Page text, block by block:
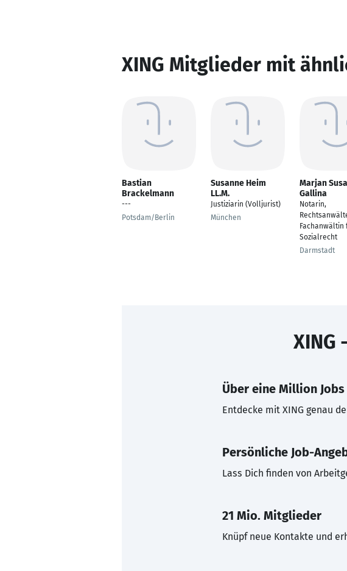
XING Mitglieder mit
Bastian
Brackelmann
---
Potsdam/Berlin
Susanne Heim
LL.M.
Justiziarin (Volljurist)
München
Marjan
Gallina
Notarin,
Fachanwältin
Sozialrecht
Darmstadt
XING
Über eine Million Jobs
Entdecke mit XING genau
Persönliche Job-
Lass Dich finden von
21 Mio. Mitglieder
Knüpf neue Kontakte und